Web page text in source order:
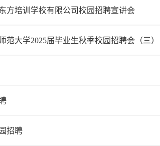
方培训学校有限公司校园招聘宣讲会
范大学2025届毕业生秋季校园招聘会（三）
招聘